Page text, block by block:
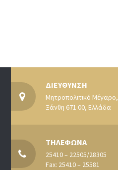
ΔΙΕΥΘΥΝΣΗ
Μητροπολιτικό Μέγαρο,
Ξάνθη 671 00, Ελλάδα
ΤΗΛΕΦΩΝΑ
25410 – 22505/28305
Fax: 25410 – 25581